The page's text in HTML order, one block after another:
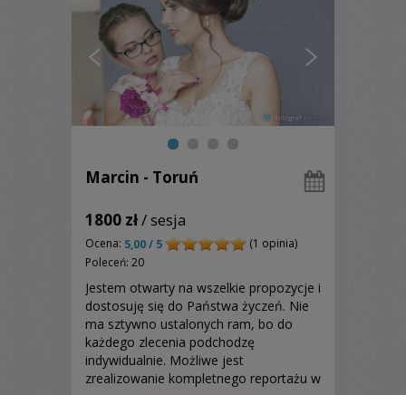
Marcin - Toruń
1800 zł/ sesja
Ocena: 5,00 / 5
(1 opinia)
Poleceń: 20
Jestem otwarty na wszelkie propozycje i
dostosuję się do Państwa życzeń. Nie
ma sztywno ustalonych ram, bo do
każdego zlecenia podchodzę
indywidualnie. Możliwe jest
zrealizowanie kompletnego reportażu w